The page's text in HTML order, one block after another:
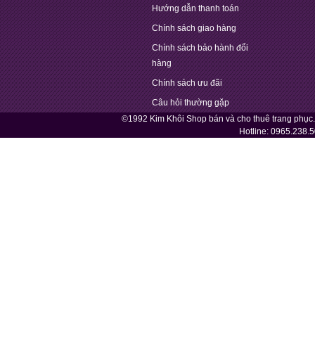
Hướng dẫn thanh toán
Chính sách giao hàng
Chính sách bảo hành đổi
hàng
Chính sách ưu đãi
Câu hỏi thường gặp
©1992 Kim Khôi Shop bán và cho thuê trang
Hotline: